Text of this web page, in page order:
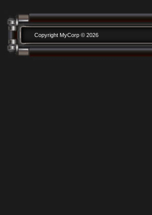
Copyright MyCorp © 2026